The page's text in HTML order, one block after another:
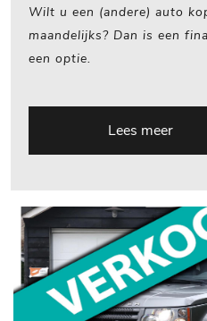
Wilt u een (andere) auto
maandelijks? Dan is een
een optie.
Lees meer